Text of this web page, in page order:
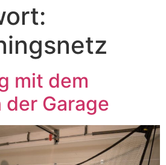
mit dem
Garage